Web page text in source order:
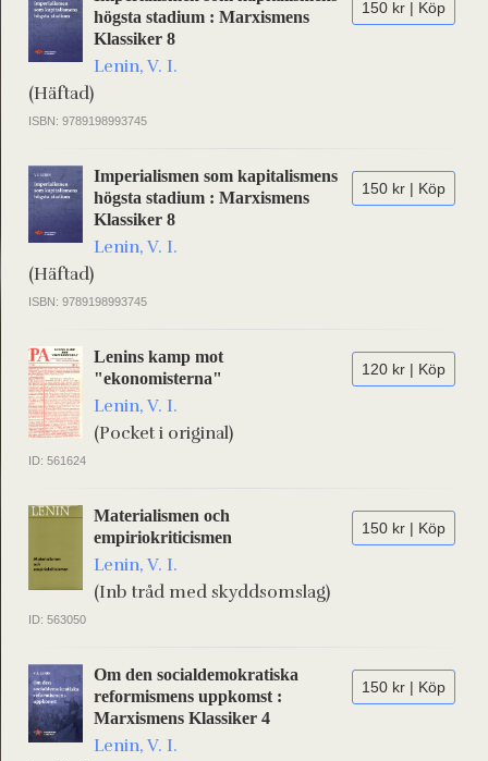
150 kr | Köp
högsta stadium : Marxismens
Klassiker 8
Lenin, V. I.
(Häftad)
ISBN: 9789198993745
150 kr | Köp
Imperialismen som kapitalismens
högsta stadium : Marxismens
Klassiker 8
Lenin, V. I.
(Häftad)
ISBN: 9789198993745
120 kr | Köp
Lenins kamp mot
"ekonomisterna"
Lenin, V. I.
(Pocket i original)
ID: 561624
150 kr | Köp
Materialismen och
empiriokriticismen
Lenin, V. I.
(Inb tråd med skyddsomslag)
ID: 563050
150 kr | Köp
Om den socialdemokratiska
reformismens uppkomst :
Marxismens Klassiker 4
Lenin, V. I.